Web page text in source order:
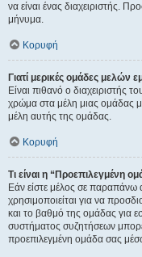
να είναι ένας διαχειριστής.
μήνυμα.
Κορυφή
Γιατί μερικές ομάδες μελών
Είναι πιθανό ο διαχειριστής
χρώμα στα μέλη μιας ομάδας
μέλη αυτής της ομάδας.
Κορυφή
Τι είναι η “Προεπιλεγμένη
Εάν είστε μέλος σε
χρησιμοποιείται για να
και το βαθμό της ομάδας για
συστήματος συζητήσεων
προεπιλεγμένη ομάδα σας